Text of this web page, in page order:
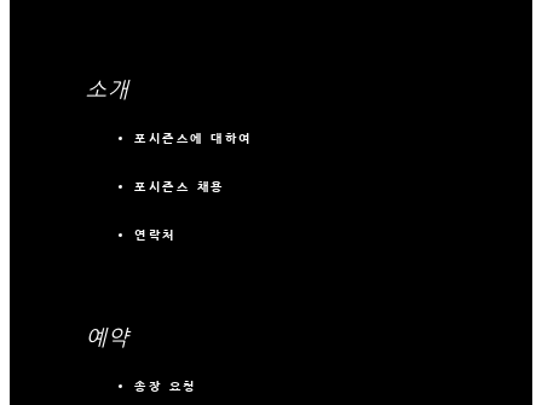
소개
포시즌스에 대하여
포시즌스 채용
연락처
예약
송장 요청